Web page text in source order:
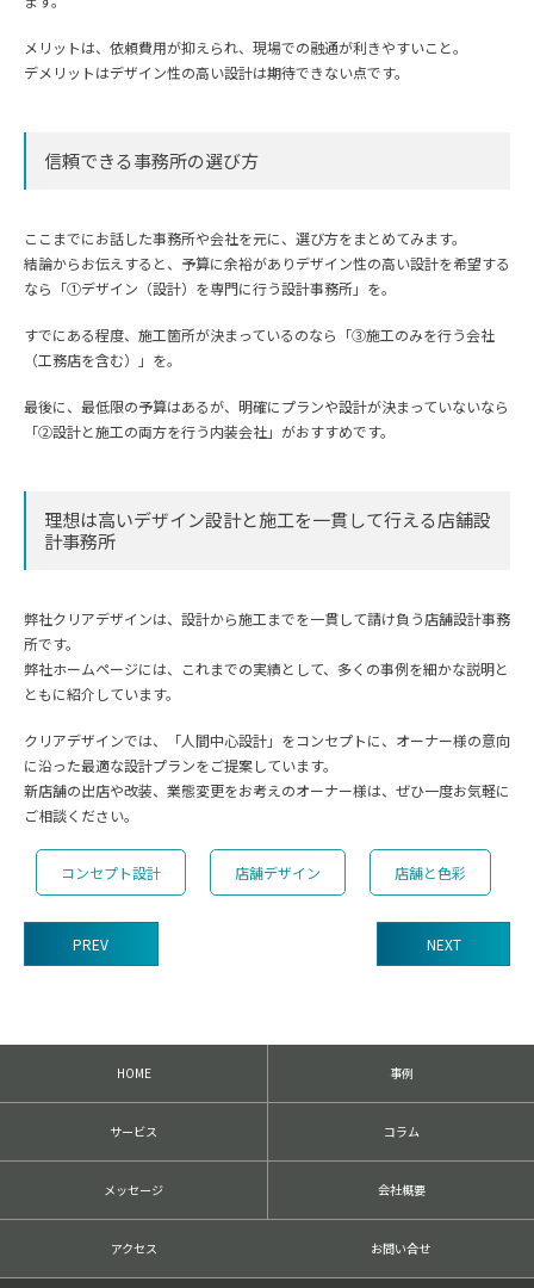
メリットは、依頼費用が抑えられ、現場での融通が利きやすいこと。
デメリットはデザイン性の高い設計は期待できない点です。
信頼できる事務所の選び方
ここまでにお話した事務所や会社を元に、選び方をまとめてみます。
結論からお伝えすると、予算に余裕がありデザイン性の高い設計を希望する
なら「①デザイン（設計）を専門に行う設計事務所」を。
すでにある程度、施工箇所が決まっているのなら「③施工のみを行う会社
（工務店を含む）」を。
最後に、最低限の予算はあるが、明確にプランや設計が決まっていないなら
「②設計と施工の両方を行う内装会社」がおすすめです。
理想は高いデザイン設計と施工を一貫して行える店舗設
計事務所
弊社クリアデザインは、設計から施工までを一貫して請け負う店舗設計事務
所です。
弊社ホームページには、これまでの実績として、多くの事例を細かな説明と
ともに紹介しています。
クリアデザインでは、「人間中心設計」をコンセプトに、オーナー様の意向
に沿った最適な設計プランをご提案しています。
新店舗の出店や改装、業態変更をお考えのオーナー様は、ぜひ一度お気軽に
ご相談ください。
コンセプト設計 店舗デザイン 店舗と色彩
の
へ
ン
PREV NEXT
HOME 事例
サービス コラム
メッセージ 会社概要
アクセス お問い合せ